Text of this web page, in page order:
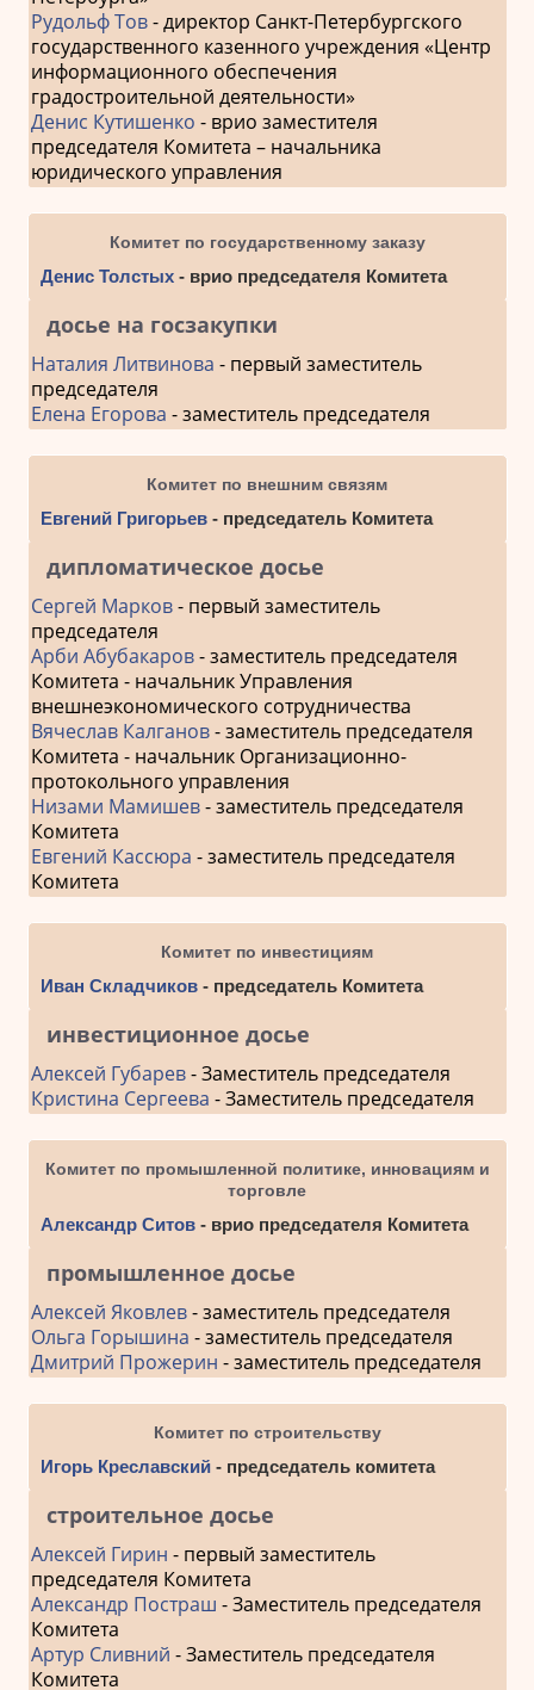
Рудольф Тов- директор Санкт-Петербургского
государственного казенного учреждения «Центр
информационного обеспечения
градостроительной деятельности»
Денис Кутишенко - врио заместителя
председателя Комитета – начальника
юридического управления
Комитет по государственному заказу
Денис Толстых- врио председателя Комитета
досье на госзакупки
Наталия Литвинова - первый заместитель
председателя
Елена Егорова - заместитель председателя
Комитет по внешним связям
Евгений Григорьев- председатель Комитета
дипломатическое досье
Сергей Марков- первый заместитель
председателя
Арби Абубакаров- заместитель председателя
Комитета - начальник Управления
внешнеэкономического сотрудничества
Вячеслав Калганов- заместитель председателя
Комитета - начальник Организационно-
протокольного управления
Низами Мамишев- заместитель председателя
Комитета
Евгений Кассюра - заместитель председателя
Комитета
Комитет по инвестициям
Иван Складчиков- председатель Комитета
инвестиционное досье
Алексей Губарев- Заместитель председателя
Кристина Сергеева - Заместитель председателя
Комитет по промышленной политике, инновациям и
торговле
Александр Ситов- врио председателя Комитета
промышленное досье
Алексей Яковлев- заместитель председателя
Ольга Горышина - заместитель председателя
Дмитрий Прожерин - заместитель председателя
Комитет по строительству
Игорь Креславский - председатель комитета
строительное досье
Алексей Гирин - первый заместитель
председателя Комитета
Александр Постраш - Заместитель председателя
Комитета
Артур Сливний - Заместитель председателя
Комитета